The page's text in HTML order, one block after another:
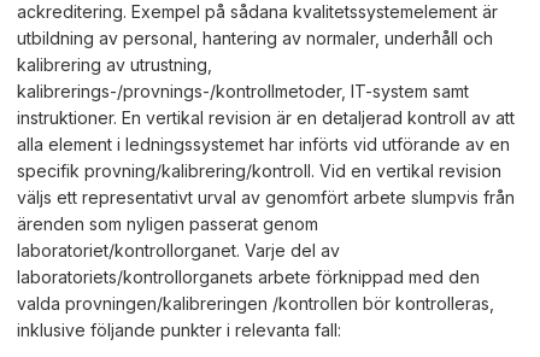
ackreditering. Exempel på sådana kvalitetssystemelement är
utbildning av personal, hantering av normaler, underhåll och
kalibrering av utrustning,
kalibrerings-/provnings-/kontrollmetoder, IT-system samt
instruktioner. En vertikal revision är en detaljerad kontroll av att
alla element i ledningssystemet har införts vid utförande av en
specifik provning/kalibrering/kontroll. Vid en vertikal revision
väljs ett representativt urval av genomfört arbete slumpvis från
ärenden som nyligen passerat genom
laboratoriet/kontrollorganet. Varje del av
laboratoriets/kontrollorganets arbete förknippad med den
valda provningen/kalibreringen /kontrollen bör kontrolleras,
inklusive följande punkter i relevanta fall: